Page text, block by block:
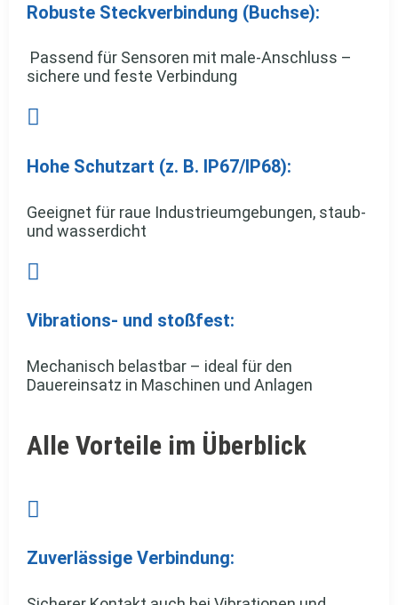
Robuste Steckverbindung (Buchse):
Passend für Sensoren mit male-Anschluss –
sichere und feste Verbindung

Hohe Schutzart (z. B. IP67/IP68):
Geeignet für raue Industrieumgebungen, staub-
und wasserdicht

Vibrations- und stoßfest:
Mechanisch belastbar – ideal für den
Dauereinsatz in Maschinen und Anlagen
Alle Vorteile im Überblick

Zuverlässige Verbindung: